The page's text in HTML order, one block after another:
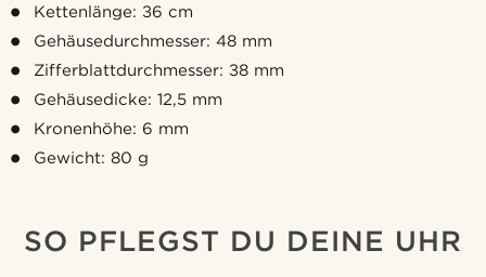
Kettenlänge: 36 cm
Gehäusedurchmesser: 48 mm
Zifferblattdurchmesser: 38 mm
Gehäusedicke: 12,5 mm
Kronenhöhe: 6 mm
Gewicht: 80 g
SO PFLEGST DU DEINE UHR